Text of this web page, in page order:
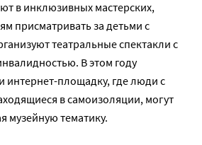
в инклюзивных мастерских,
присматривать за детьми с
театральные спектакли с
В этом году
интернет-площадку, где люди с
в самоизоляции, могут
музейную тематику.